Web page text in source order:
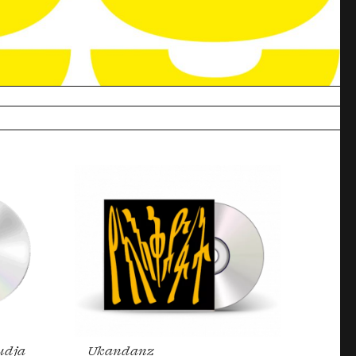
du fils de l’artiste.
Commander
Ukandanz